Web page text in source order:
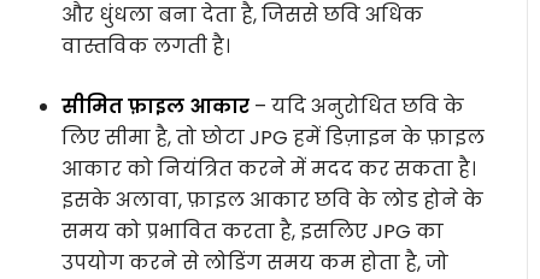
और धुंधला बना देता है, जिससे छवि अधिक
वास्तविक लगती है।
सीमित फ़ाइल आकार – यदि अनुरोधित छवि के
लिए सीमा है, तो छोटा JPG हमें डिज़ाइन के फ़ाइल
आकार को नियंत्रित करने में मदद कर सकता है।
इसके अलावा, फ़ाइल आकार छवि के लोड होने के
समय को प्रभावित करता है, इसलिए JPG का
उपयोग करने से लोडिंग समय कम होता है, जो